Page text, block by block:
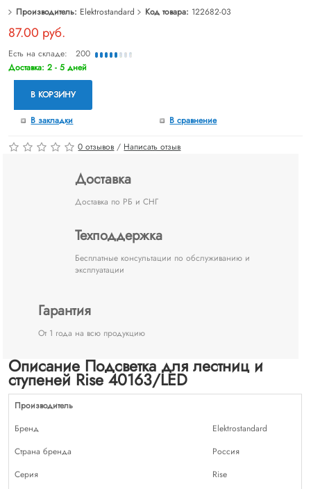
Производитель: Elektrostandard Код товара: 122682-03
87.00 руб.
Есть на складе:200
Доставка: 2 - 5 дней
В КОРЗИНУ
В закладки В сравнение
0 отзывов / Написать отзыв
Доставка
Доставка по РБ и СНГ
Техподдержка
Бесплатные консультации по обслуживанию и
эксплуатации
Гарантия
От 1 года на всю продукцию
Описание Подсветка для лестниц и
ступеней Rise 40163/LED
Производитель
Бренд
Elektrostandard
Страна бренда
Россия
Серия
Rise